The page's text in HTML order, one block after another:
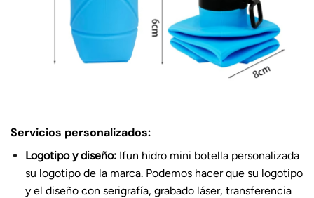
Servicios personalizados:
Logotipo y diseño:Ifun hidro mini botella personalizada
su logotipo de la marca. Podemos hacer que su logotipo
y el diseño con serigrafía, grabado láser, transferencia